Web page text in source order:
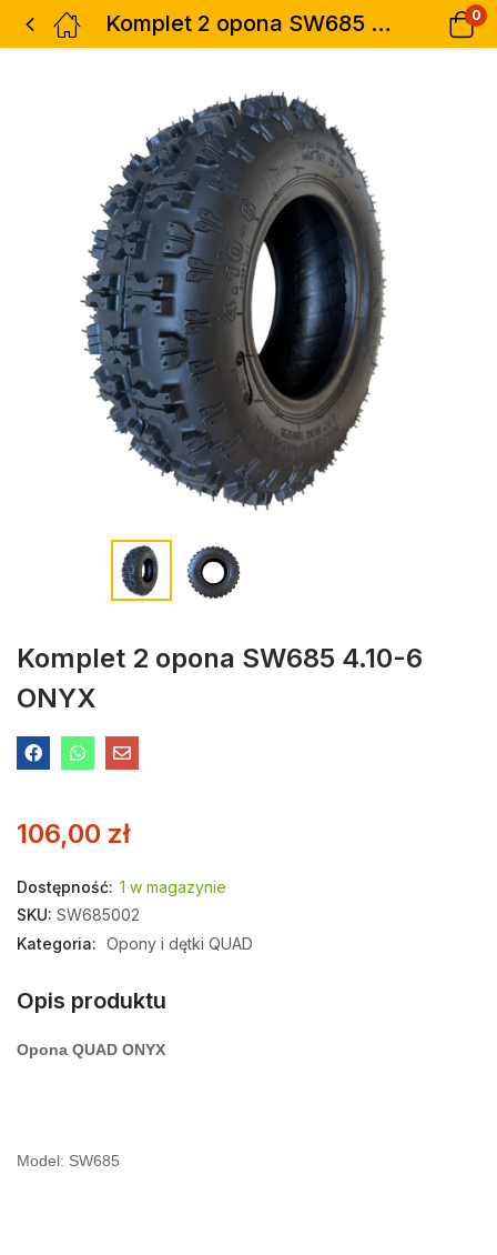
Komplet 2 opona SW685 4.10-6 ONYX 0
Komplet 2 opona SW685 4.10-6
ONYX
106,00 zł
Dostępność: 1 w magazynie
SKU: SW685002
Kategoria: Opony i dętki QUAD
Opis produktu
Opona QUAD ONYX
Model: SW685